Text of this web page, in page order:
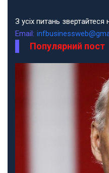
З усіх питань звертайтеся
Email:
Популярний пост